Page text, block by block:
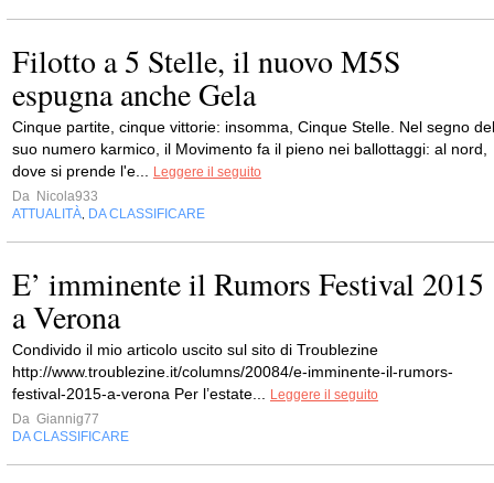
Filotto a 5 Stelle, il nuovo M5S
espugna anche Gela
Cinque partite, cinque vittorie: insomma, Cinque Stelle. Nel segno del
suo numero karmico, il Movimento fa il pieno nei ballottaggi: al nord,
dove si prende l'e...
Leggere il seguito
Da Nicola933
ATTUALITÀ DA CLASSIFICARE
E’ imminente il Rumors Festival 2015
a Verona
Condivido il mio articolo uscito sul sito di Troublezine
http://www.troublezine.it/columns/20084/e-imminente-il-rumors-
festival-2015-a-verona Per l’estate...
Leggere il seguito
Da Giannig77
DA CLASSIFICARE